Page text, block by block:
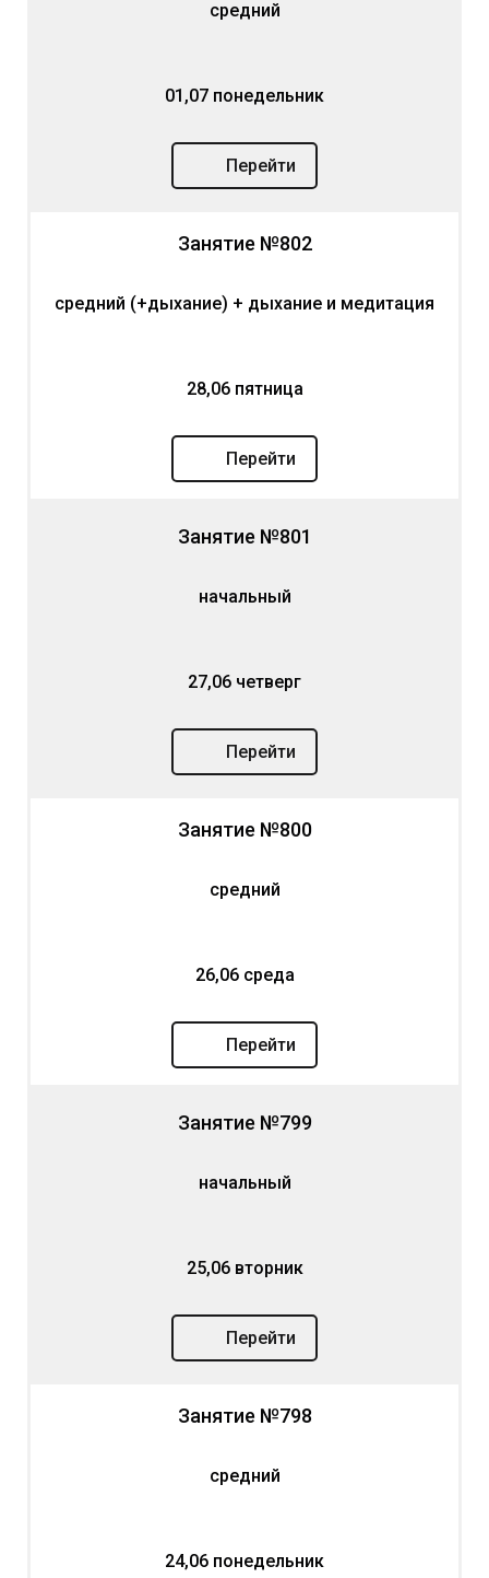
средний
01,07 понедельник
Перейти
Занятие №802
средний (+дыхание) + дыхание и медитация
28,06 пятница
Перейти
Занятие №801
начальный
27,06 четверг
Перейти
Занятие №800
средний
26,06 среда
Перейти
Занятие №799
начальный
25,06 вторник
Перейти
Занятие №798
средний
24,06 понедельник